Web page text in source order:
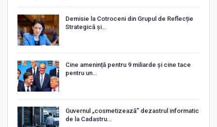
Demisie la Cotroceni din Grupul de Reflecție
Strategică și…
Cine amenință pentru 9 miliarde și cine tace
pentru un…
Guvernul „cosmetizează” dezastrul informatic
de la Cadastru…